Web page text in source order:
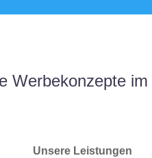
Werbekonzepte
Unsere Leistungen